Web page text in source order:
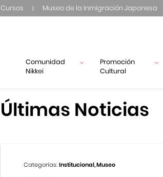
Cursos Museo de la Inmigración Japonesa
Comunidad
Nikkei
Promoción
Cultural
Últimas Noticias
Categorías:Institucional, Museo